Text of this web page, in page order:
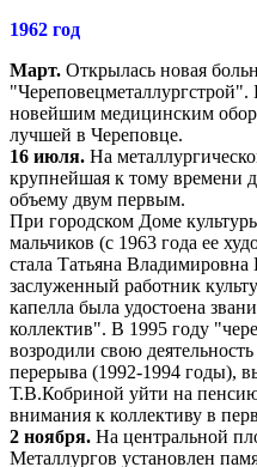
1962 год
Март. Открылась новая
новейшим медицинским
лучшей в Череповце.
16 июля. На
крупнейшая к тому времени
объему двум первым.
При городском Доме
мальчиков (с 1963 года ее
стала Татьяна
заслуженный работник
капелла была удостоена
коллектив". В 1995 году
возродили свою
перерыва (1992-1994 годы),
Т.В.Кобриной уйти на
внимания к коллективу в
2 ноября. На центральной
Металлургов установлен